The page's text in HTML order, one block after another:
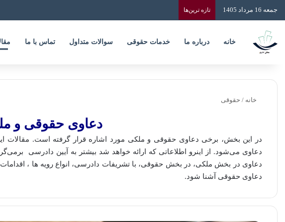
جمعه 16 مرداد 1405 تازه‌ ترین‌ها
خانه درباره ما خدمات حقوقی سوالات متداول تماس با ما
خانه / حقوقی
دعاوی حقوقی و
در این بخش، برخی دعاوی حقوقی و ملکی مورد اشاره قرار گرفته است.
دعاوی می‌شود. از اینرو اطلاعاتی که ارائه خواهد شد بیشتر به آیین دادرسی
دعاوی در بخش ملکی، در بخش حقوقی، با تشریفات دادرسی، انواع رویه ها ،
دعاوی حقوقی آشنا شود.